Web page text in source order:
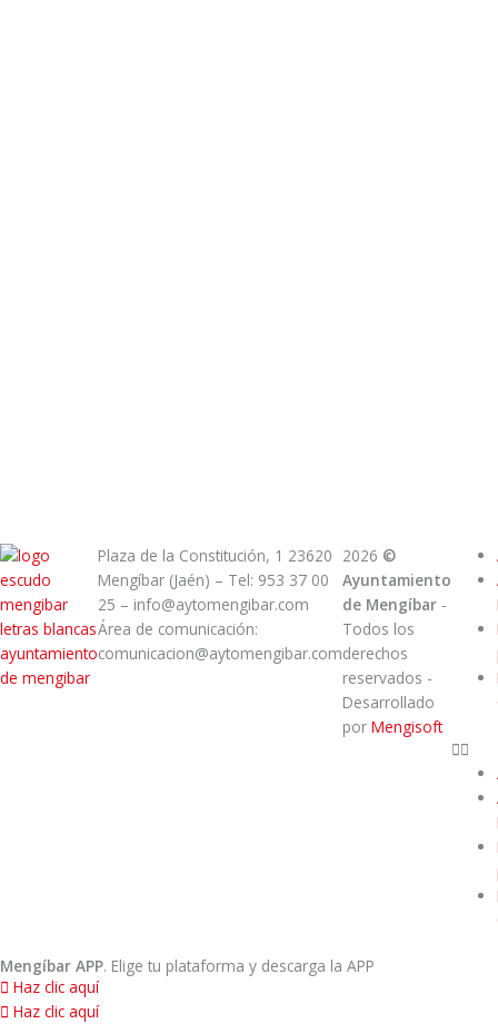
Plaza de la Constitución, 1 23620
Mengíbar (Jaén) – Tel: 953 37 00
25 – info@aytomengibar.com
Área de comunicación:
comunicacion@aytomengibar.com
2026 ©
Ayuntamiento
de Mengíbar -
Todos los
derechos
reservados -
Desarrollado
por Mengisoft
Mengíbar APP. Elige tu plataforma y descarga la APP
Haz clic aquí
Haz clic aquí